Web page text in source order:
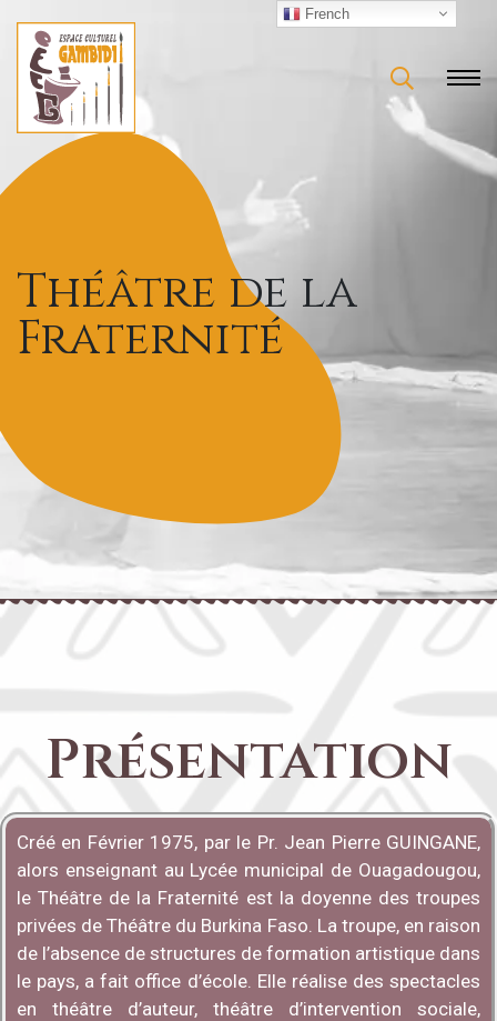
Théâtre de la
Fraternité
Présentation
Créé en Février 1975, par le Pr. Jean Pierre GUINGANE,
alors enseignant au Lycée municipal de Ouagadougou,
le Théâtre de la Fraternité est la doyenne des troupes
privées de Théâtre du Burkina Faso. La troupe, en raison
de l’absence de structures de formation artistique dans
le pays, a fait office d’école. Elle réalise des spectacles
en théâtre d’auteur, théâtre d’intervention sociale,
French